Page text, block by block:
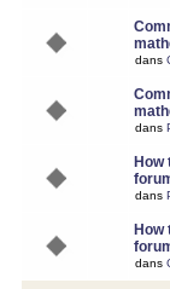
dans
dans
How
dans
How
dans